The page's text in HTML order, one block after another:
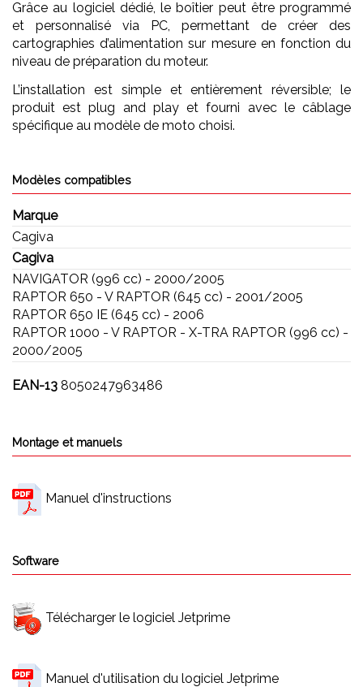
Grâce au logiciel dédié, le boîtier peut être programmé
et personnalisé via PC, permettant de créer des
cartographies d’alimentation sur mesure en fonction du
niveau de préparation du moteur.
L’installation est simple et entièrement réversible; le
produit est plug and play et fourni avec le câblage
spécifique au modèle de moto choisi.
Modèles compatibles
Marque
Cagiva
Cagiva
NAVIGATOR (996 cc) - 2000/2005
RAPTOR 650 - V RAPTOR (645 cc) - 2001/2005
RAPTOR 650 IE (645 cc) - 2006
RAPTOR 1000 - V RAPTOR - X-TRA RAPTOR (996 cc) -
2000/2005
EAN-13 8050247963486
Montage et manuels
Manuel d'instructions
Software
Télécharger le logiciel Jetprime
Manuel d'utilisation du logiciel Jetprime